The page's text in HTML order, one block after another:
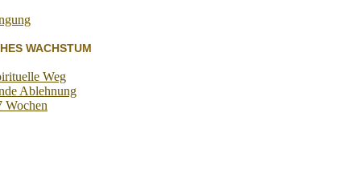
WACHSTUM
Weg
Ablehnung
Wochen